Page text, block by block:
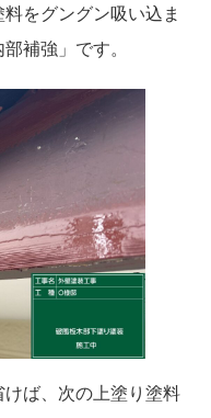
をグングン吸い込ま
補強」です。
ば、次の上塗り塗料